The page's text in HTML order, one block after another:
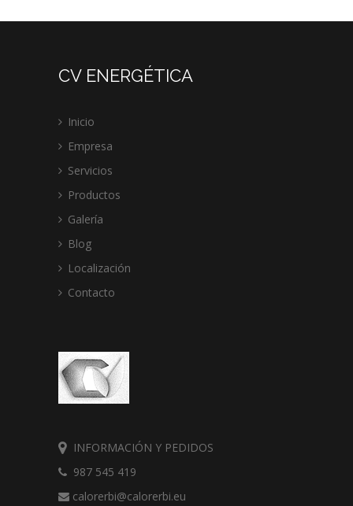
CV ENERGÉTICA
Inicio
Empresa
Servicios
Productos
Galería
Blog
Localización
Contacto
INFORMACIÓN Y PEDIDOS
987 545 419
calorerbi@calorerbi.eu